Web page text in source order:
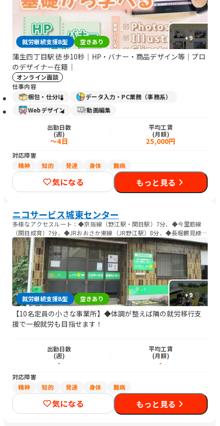
+9
就労継続支援B型 空きあり
蒲生四丁目駅 徒歩10秒｜HP・バナー・商品デザイン等｜プロ
のデザイナー在籍｜
オンライン面談
仕事内容
梱包・仕分け
データ入力・PC業務（事務系）
Webデザイン
動画編集
出勤日数
(週)
～4日
平均工賃
(月額)
25,000円
対応障害
精神
知的 発達 身体 難病
気になる もっと見る
ニコサービス城東センター
多様なアクセスルート：◆京阪線（野江駅・関目駅）7分、◆今里筋線
（関目成育）7分、◆JRおおさか東線（JR野江駅）8分、◆長堀鶴見緑地
線（蒲生四丁目駅）10分、◆谷町線（関目高殿駅）13分
+9
就労継続支援B型 空きあり
【10名定員の小さな事業所】◆体調が整えば隣の就労移行支
援で一般就労も目指せます！
出勤日数
(週)
-
平均工賃
(月額)
-
対応障害
精神
知的 発達 身体 難病
気になる もっと見る